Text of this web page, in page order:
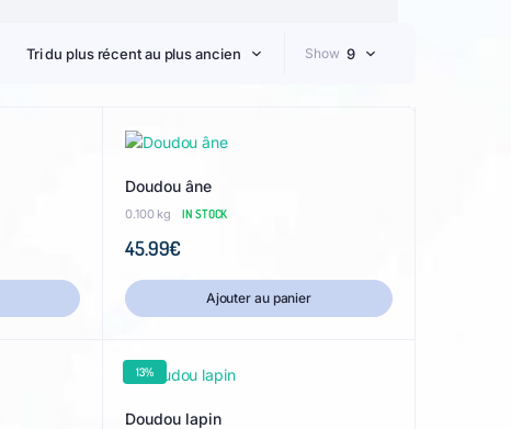
Tri du plus récent au plus ancien Show 9
Doudou âne
0.100 kg IN STOCK
45.99€
Ajouter au panier
13%
Doudou lapin